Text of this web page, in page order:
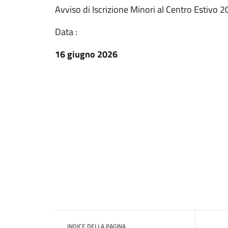
Avviso di Iscrizione Minori al Centro Estivo
Data :
16 giugno 2026